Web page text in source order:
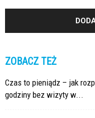
ZOBACZ TEŻ
Czas to pieniądz – jak
godziny bez wizyty w...